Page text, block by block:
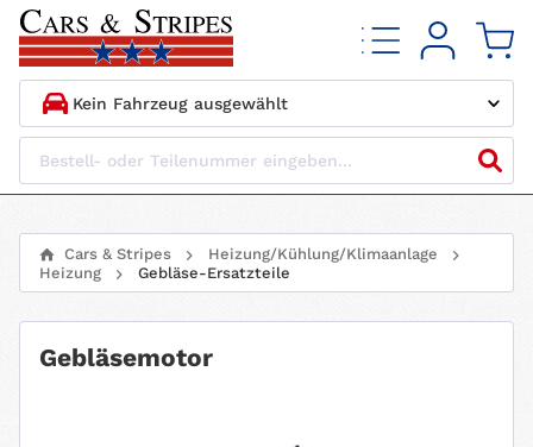
1. HERSTELLER
3. BAUJAHR
4. MOTORTYP
Cars & Stripes
Heizung/Kühlung/Klimaanlage
Heizung
Gebläse-Ersatzteile
Gebläsemotor